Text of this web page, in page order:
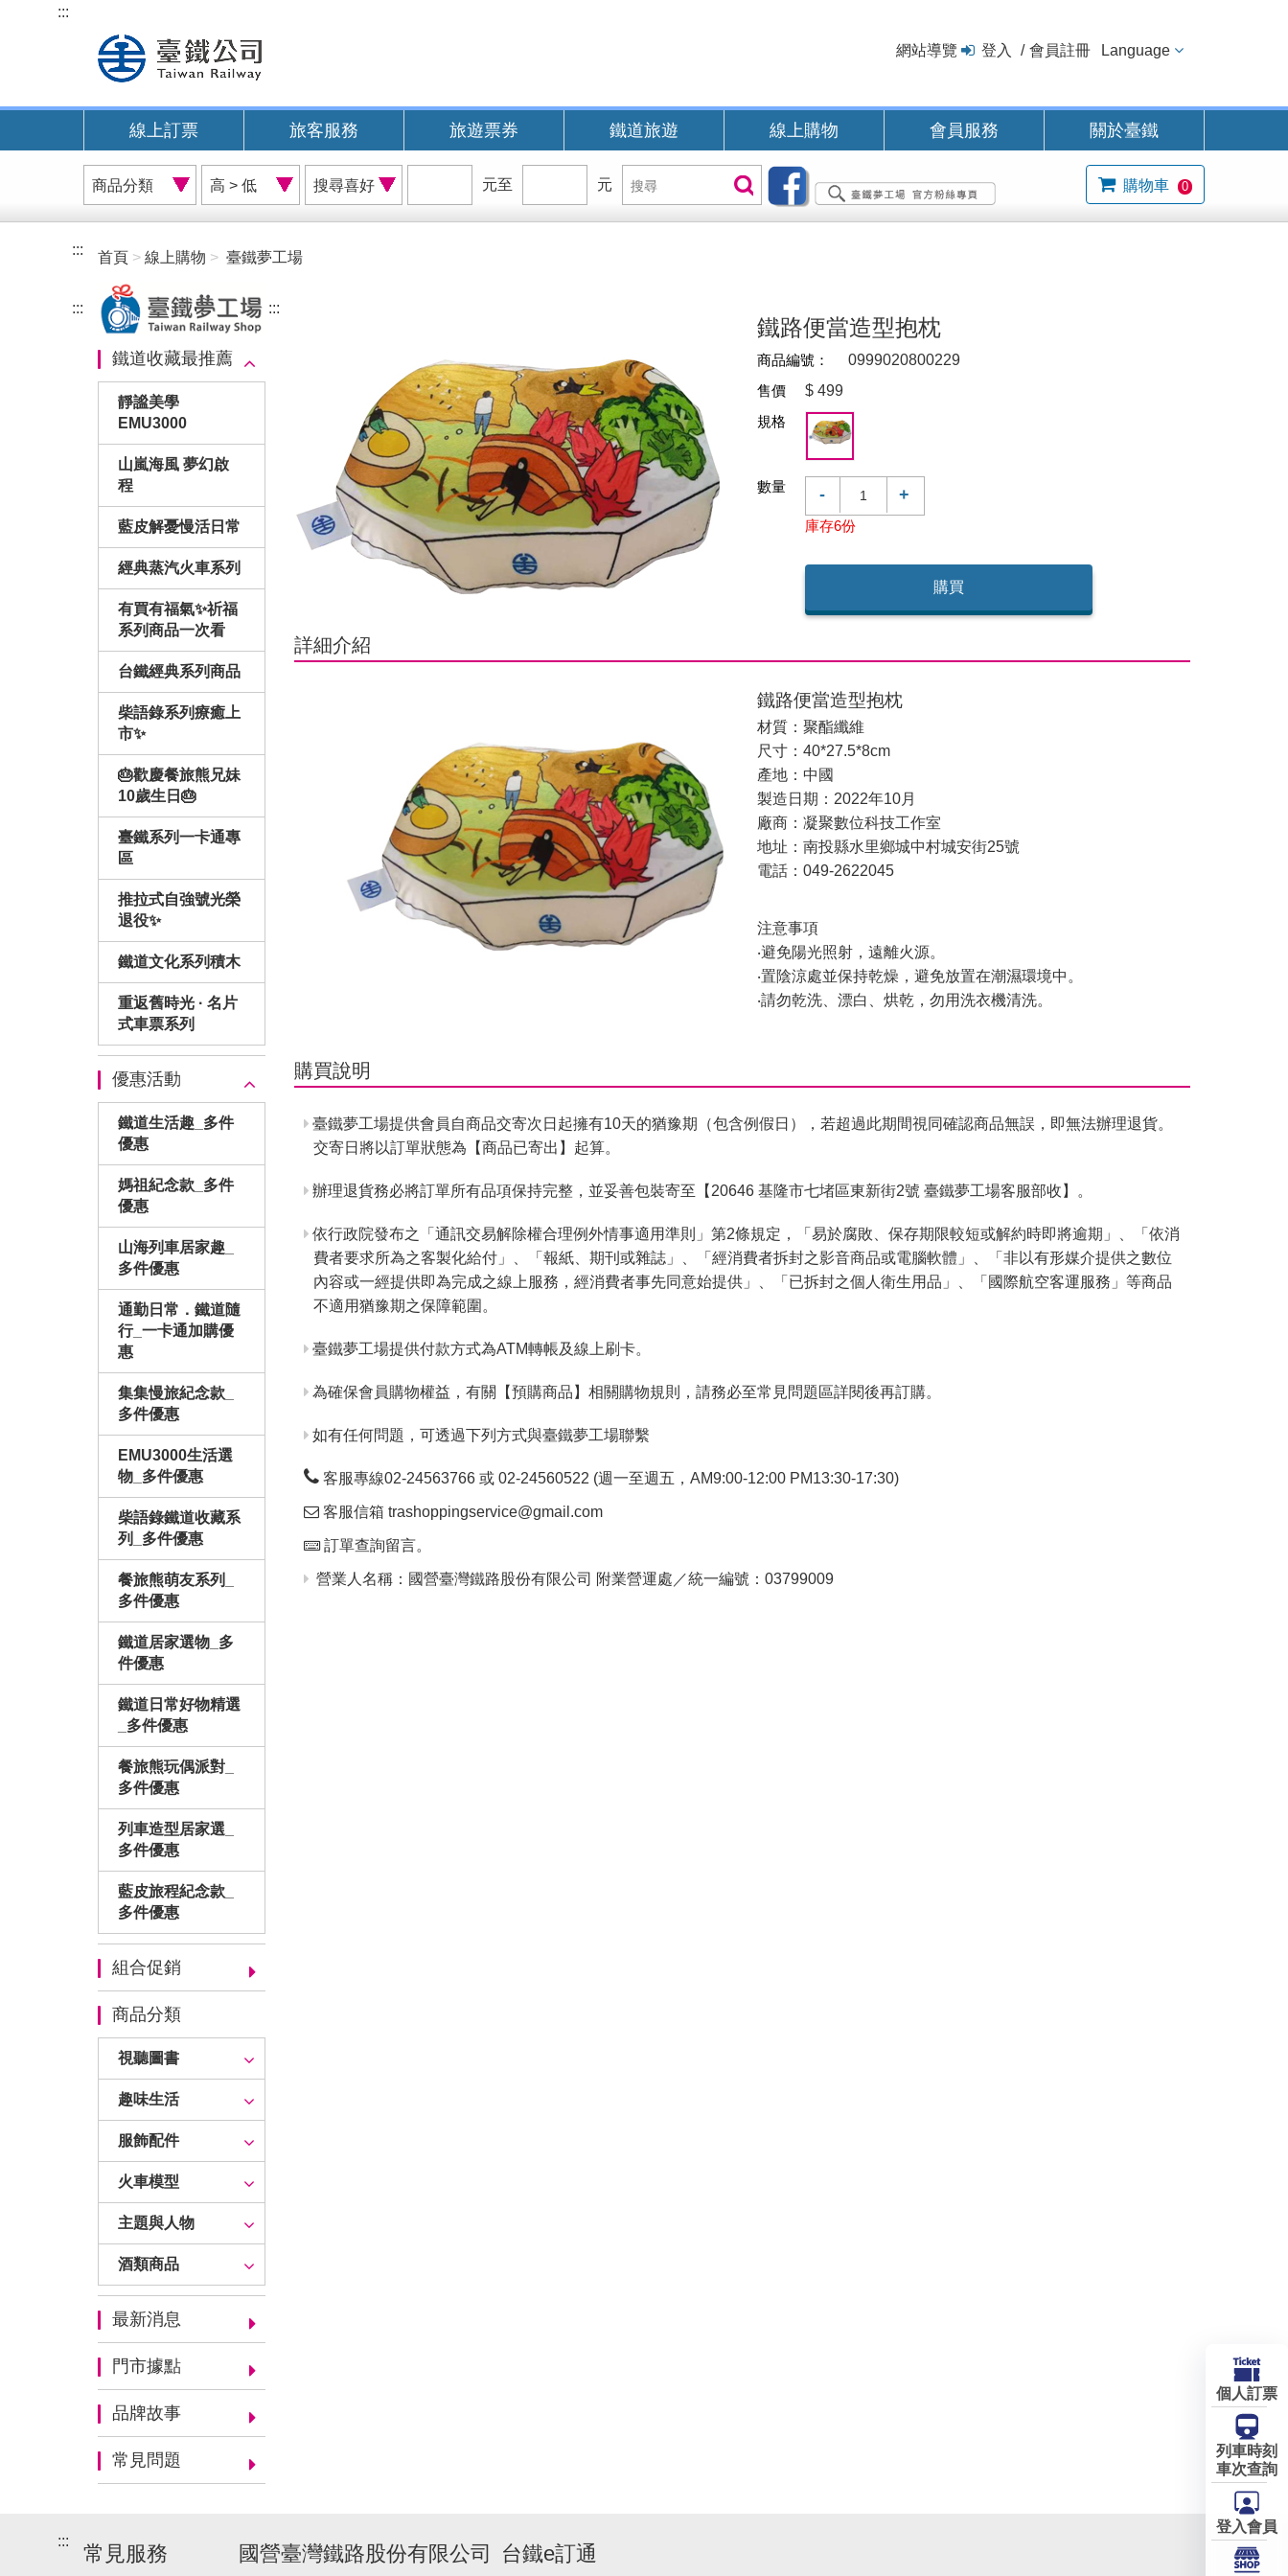
內
:::
網站導覽 登入 會員註冊 Language
線上訂票 旅客服務 旅遊票券 鐵道旅遊 線上購物 會員服務 關於臺鐵
商
品
分
價
格
排
搜
尋
喜
位
元至
位
元
搜
尋
搜尋 購物車 0
::: 首頁 線上購物 臺鐵夢工場
:::
鐵道收藏最推薦
靜謐美學
EMU3000
山嵐海風 夢幻啟
程
藍皮解憂慢活日常
經典蒸汽火車系列
有買有福氣✨祈福
系列商品一次看
台鐵經典系列商品
柴語錄系列療癒上
市✨
🎂歡慶餐旅熊兄妹
10歲生日🎂
臺鐵系列一卡通專
區
推拉式自強號光榮
退役✨
鐵道文化系列積木
重返舊時光 · 名片
式車票系列
優惠活動
鐵道生活趣_多件
優惠
媽祖紀念款_多件
優惠
山海列車居家趣_
多件優惠
通勤日常．鐵道隨
行_一卡通加購優
惠
集集慢旅紀念款_
多件優惠
EMU3000生活選
物_多件優惠
柴語錄鐵道收藏系
列_多件優惠
餐旅熊萌友系列_
多件優惠
鐵道居家選物_多
件優惠
鐵道日常好物精選
_多件優惠
餐旅熊玩偶派對_
多件優惠
列車造型居家選_
多件優惠
藍皮旅程紀念款_
多件優惠
組合促銷
商品分類
視聽圖書
趣味生活
服飾配件
火車模型
主題與人物
酒類商品
最新消息
門市據點
品牌故事
常見問題
:::
鐵路便當造型抱枕
商品編號：
0999020800229
售價
$ 499
規格
數量 - +
庫存6份
購買
詳細介紹
鐵路便當造型抱枕
材質：聚酯纖維
尺寸：40*27.5*8cm
產地：中國
製造日期：2022年10月
廠商：凝聚數位科技工作室
地址：南投縣水里鄉城中村城安街25號
電話：049-2622045
注意事項
‧避免陽光照射，遠離火源。
‧置陰涼處並保持乾燥，避免放置在潮濕環境中。
‧請勿乾洗、漂白、烘乾，勿用洗衣機清洗。
購買說明
臺鐵夢工場提供會員自商品交寄次日起擁有10天的猶豫期（包含例假日），若超過此期間視同確認商品無誤，即無法辦理退貨。
交寄日將以訂單狀態為【商品已寄出】起算。
辦理退貨務必將訂單所有品項保持完整，並妥善包裝寄至【20646 基隆市七堵區東新街2號 臺鐵夢工場客服部收】。
依行政院發布之「通訊交易解除權合理例外情事適用準則」第2條規定，「易於腐敗、保存期限較短或解約時即將逾期」、「依消
費者要求所為之客製化給付」、「報紙、期刊或雜誌」、「經消費者拆封之影音商品或電腦軟體」、「非以有形媒介提供之數位
內容或一經提供即為完成之線上服務，經消費者事先同意始提供」、「已拆封之個人衛生用品」、「國際航空客運服務」等商品
不適用猶豫期之保障範圍。
臺鐵夢工場提供付款方式為ATM轉帳及線上刷卡。
為確保會員購物權益，有關【預購商品】相關購物規則，請務必至常見問題區詳閱後再訂購。
如有任何問題，可透過下列方式與臺鐵夢工場聯繫
客服專線02-24563766 或 02-24560522 (週一至週五，AM9:00-12:00 PM13:30-17:30)
客服信箱 trashoppingservice@gmail.com
訂單查詢留言。
營業人名稱：國營臺灣鐵路股份有限公司 附業營運處／統一編號：03799009
:::
常見服務 國營臺灣鐵路股份有限公司 台鐵e訂通
個人訂票
列車時刻
車次查詢
登入會員